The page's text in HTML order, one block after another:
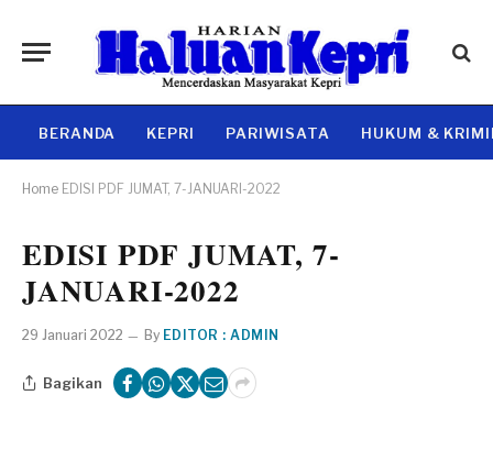
BERANDA KEPRI PARIWISATA HUKUM &
Home EDISI PDF JUMAT, 7-JANUARI-2022
EDISI PDF JUMAT, 7-
JANUARI-2022
29 Januari 2022 By EDITOR : ADMIN
Bagikan